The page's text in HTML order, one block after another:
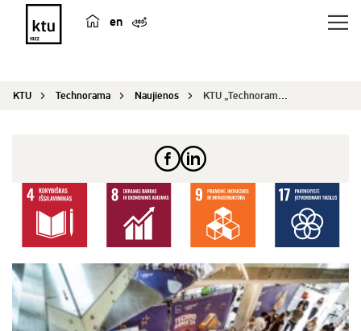
en
KTU Technorama Naujienos KTU „Technorama 2026“ atveria registraciją: jaun...